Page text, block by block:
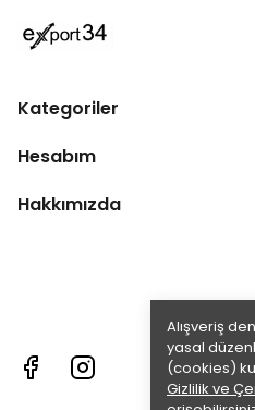
Alışveriş
yasal
(cookies)
Gizlilik ve
Kategoriler
Hesabım
Hakkımızda